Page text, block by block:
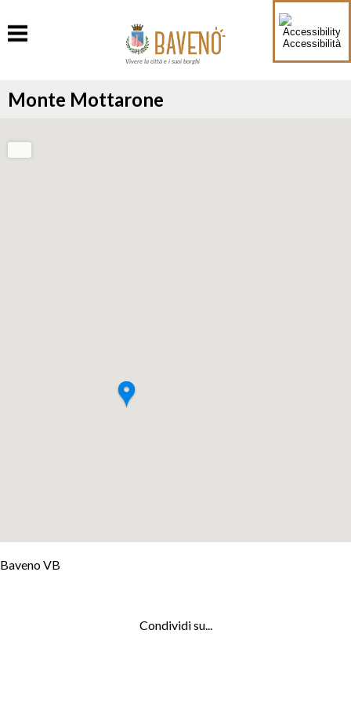
Accessibilità
Vivere la città e i suoi borghi
Monte Mottarone
+
Baveno VB
Condividi su...